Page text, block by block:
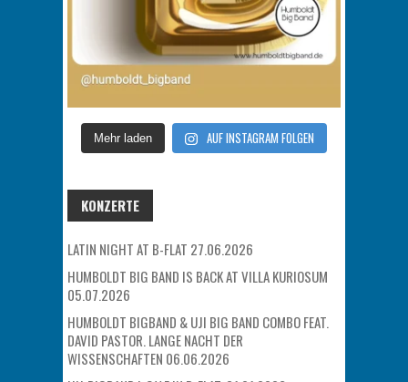
Mehr laden AUF INSTAGRAM FOLGEN
KONZERTE
LATIN NIGHT AT B-FLAT 27.06.2026
HUMBOLDT BIG BAND IS BACK AT VILLA KURIOSUM
05.07.2026
HUMBOLDT BIGBAND & UJI BIG BAND COMBO FEAT.
DAVID PASTOR. LANGE NACHT DER
WISSENSCHAFTEN 06.06.2026